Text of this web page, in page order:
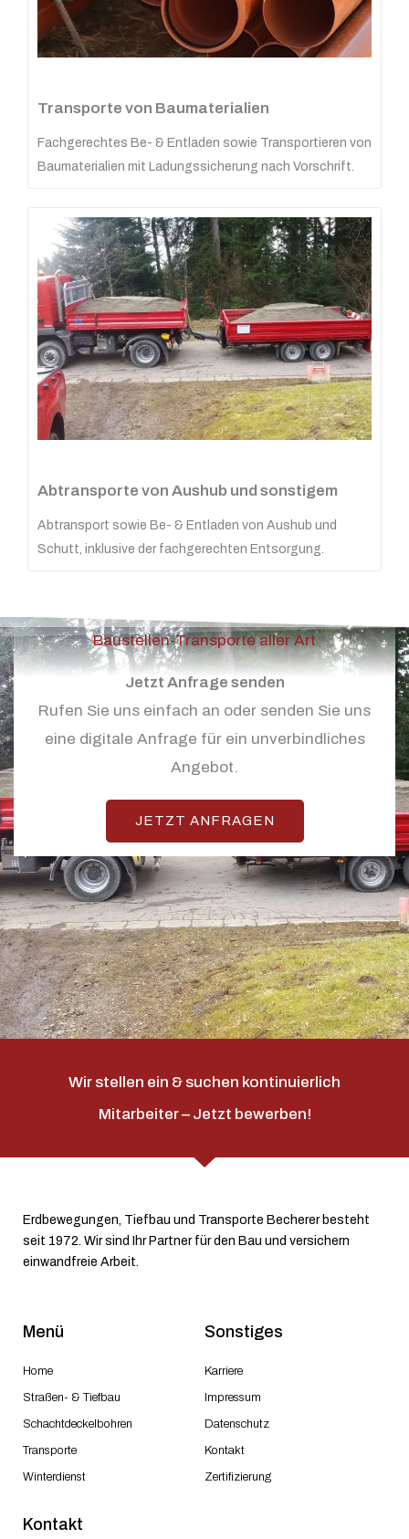
Transporte von Baumaterialien
Fachgerechtes Be- & Entladen sowie Transportieren von
Baumaterialien mit Ladungssicherung nach Vorschrift.
Abtransporte von Aushub und sonstigem
Abtransport sowie Be- & Entladen von Aushub und
Schutt, inklusive der fachgerechten Entsorgung.
Baustellen-Transporte aller Art
Jetzt Anfrage senden
Rufen Sie uns einfach an oder senden Sie uns
eine digitale Anfrage für ein unverbindliches
Angebot.
JETZT ANFRAGEN
Wir stellen ein & suchen kontinuierlich
Mitarbeiter – Jetzt bewerben!
Erdbewegungen, Tiefbau und Transporte Becherer besteht
seit 1972. Wir sind Ihr Partner für den Bau und versichern
einwandfreie Arbeit.
Menü
Home
Straßen- & Tiefbau
Schachtdeckelbohren
Transporte
Winterdienst
Sonstiges
Karriere
Impressum
Datenschutz
Kontakt
Zertifizierung
Kontakt